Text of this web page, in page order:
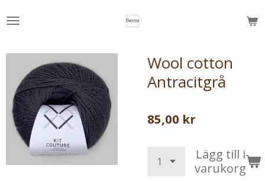
till
Wool cotton
Antracitgrå
85,00 kr
Lägg till i
varukorg